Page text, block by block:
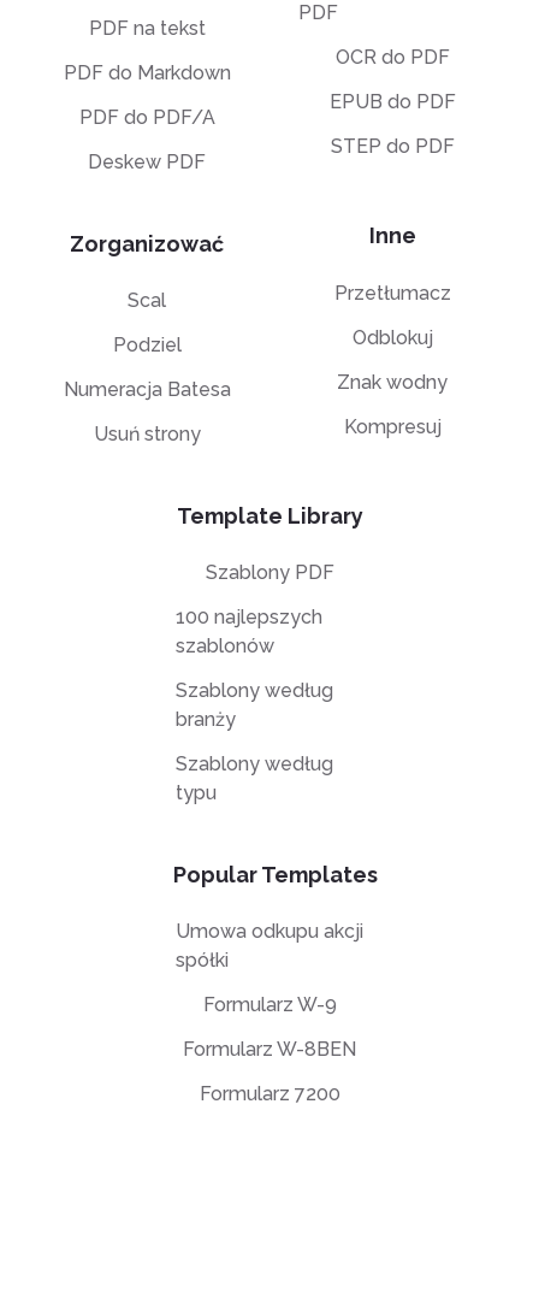
PDF na tekst
PDF do Markdown
PDF do PDF/A
Deskew PDF
Zorganizować
Scal
Podziel
Numeracja Batesa
Usuń strony
PDF
OCR do PDF
EPUB do PDF
STEP do PDF
Inne
Przetłumacz
Odblokuj
Znak wodny
Kompresuj
Template Library
Szablony PDF
100 najlepszych
szablonów
Szablony według
branży
Szablony według
typu
Popular Templates
Umowa odkupu akcji
spółki
Formularz W-9
Formularz W-8BEN
Formularz 7200